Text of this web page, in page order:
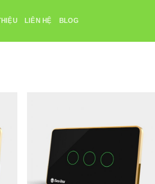
LIÊN HỆ BLOG